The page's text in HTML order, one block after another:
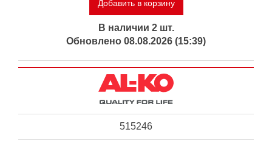
Добавить в корзину
В наличии 2 шт.
Обновлено 08.08.2026 (15:39)
515246